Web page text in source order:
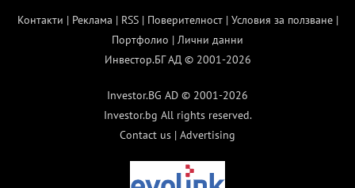
Контакти | Реклама | RSS| Поверителност| Условия за ползване|
Портфолио | Лични данни
Инвестор.БГ АД © 2001-2026
Investor.BG AD © 2001-2026
Investor.bg All rights reserved.
Contact us | Advertising